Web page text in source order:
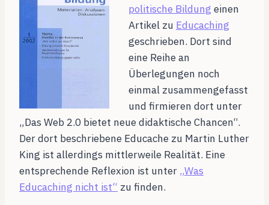
politische Bildung einen
Artikel zu Educaching
geschrieben. Dort sind
eine Reihe an
Überlegungen noch
einmal zusammengefasst
und firmieren dort unter
„Das Web 2.0 bietet neue didaktische Chancen“.
Der dort beschriebene Educache zu Martin Luther
King ist allerdings mittlerweile Realität. Eine
entsprechende Reflexion ist unter „Was
Educaching nicht ist“ zu finden.